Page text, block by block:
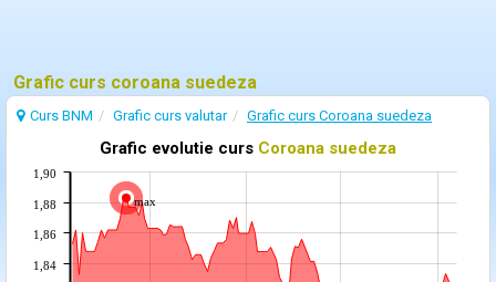
Grafic curs coroana suedeza
Curs BNM Grafic curs valutar Grafic curs Coroana suedeza
Grafic evolutie curs Coroana suedeza
max
1,84
1,86
1,88
1,90